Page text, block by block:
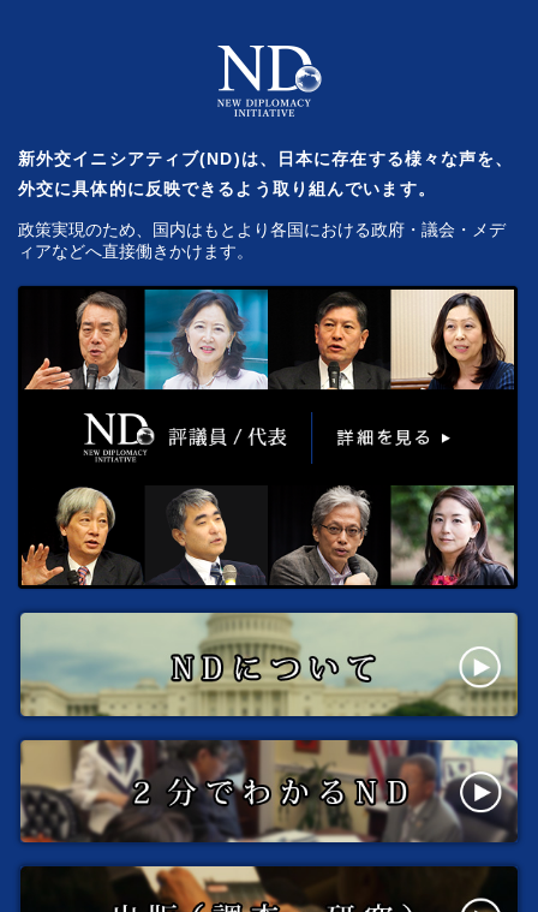
新外交イニシアティブ(ND)は、日本に存在する様々な声を、
外交に具体的に反映できるよう取り組んでいます。
政策実現のため、国内はもとより各国における政府・議会・メデ
ィアなどへ直接働きかけます。